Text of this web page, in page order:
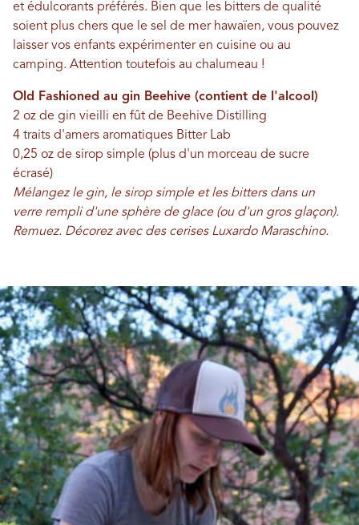
et édulcorants préférés. Bien que les bitters de qualité
soient plus chers que le sel de mer hawaïen, vous pouvez
laisser vos enfants expérimenter en cuisine ou au
camping. Attention toutefois au chalumeau !
Old Fashioned au gin Beehive (contient de l'alcool)
2 oz de gin vieilli en fût de Beehive Distilling
4 traits d'amers aromatiques Bitter Lab
0,25 oz de sirop simple (plus d'un morceau de sucre
écrasé)
Mélangez le gin, le sirop simple et les bitters dans un
verre rempli d'une sphère de glace (ou d'un gros glaçon).
Remuez. Décorez avec des cerises Luxardo Maraschino.